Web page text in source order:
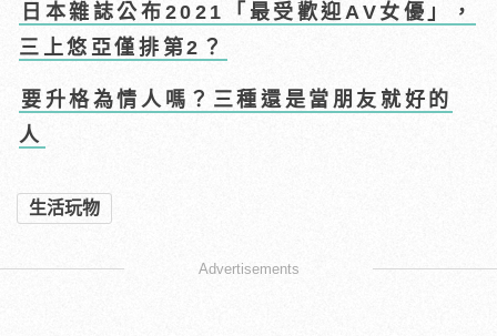
日本雜誌公布2021「最受歡迎AV女優」，
三上悠亞僅排第2？
要升格為情人嗎？三種還是當朋友就好的
人
生活玩物
Advertisements